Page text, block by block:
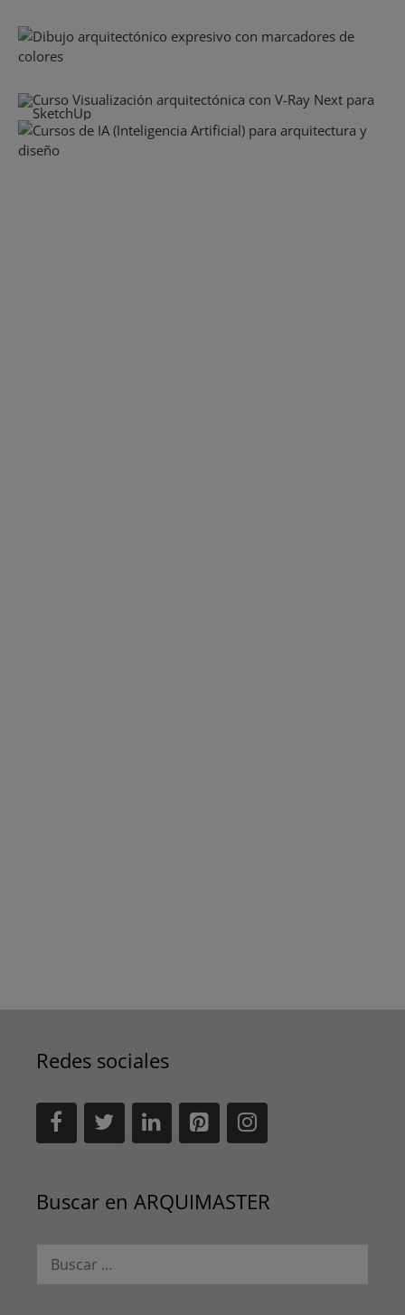
Redes sociales
Buscar en ARQUIMASTER